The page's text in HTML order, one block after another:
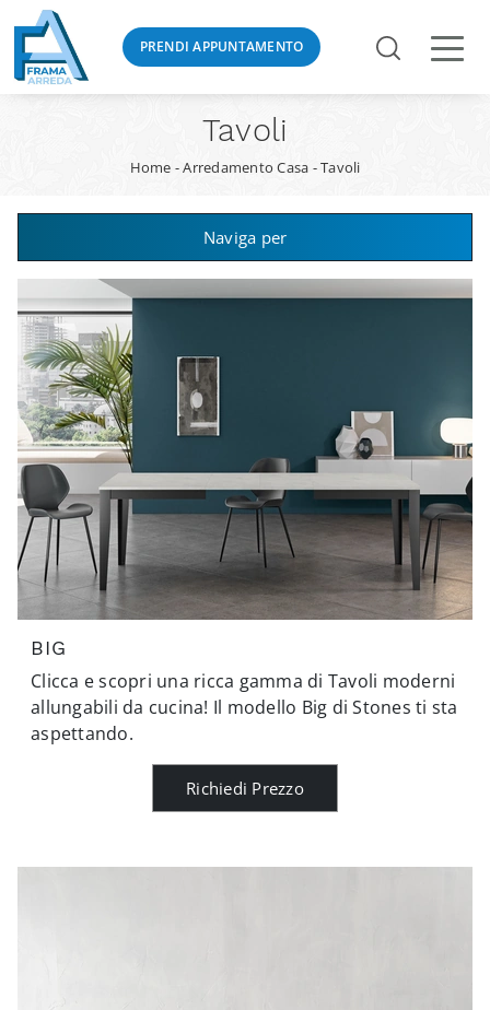
PRENDI APPUNTAMENTO
Tavoli
Home -Arredamento Casa -Tavoli
Naviga per
BIG
Clicca e scopri una ricca gamma di Tavoli moderni
allungabili da cucina! Il modello Big di Stones ti sta
aspettando.
Richiedi Prezzo